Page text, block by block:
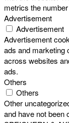
metrics the
Advertisement
Advertisement
Advertisement
ads and marketing
across websites
ads.
Others
Others
Other
and have not been